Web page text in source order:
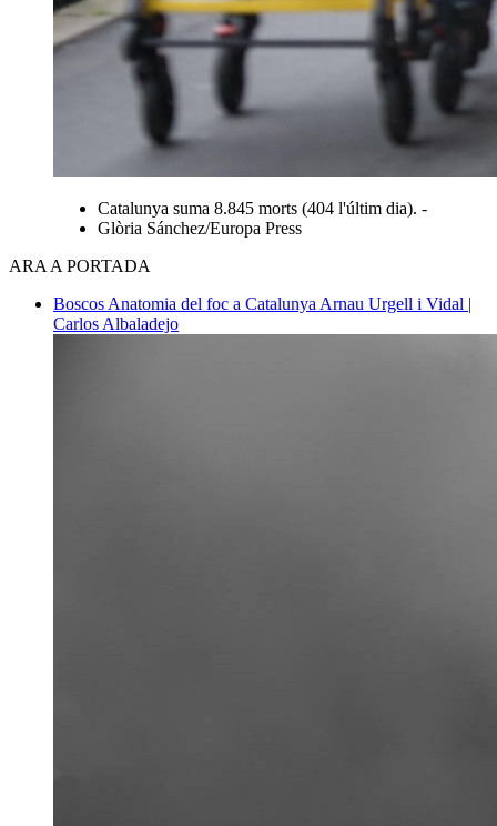
Catalunya suma 8.845 morts (404 l'últim dia). -
Glòria Sánchez/Europa Press
ARA A PORTADA
Boscos Anatomia del foc a Catalunya Arnau Urgell i Vidal |
Carlos Albaladejo